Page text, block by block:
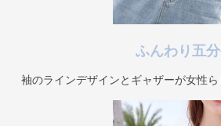
ふんわり五
袖のラインデザインとギャザーが女性